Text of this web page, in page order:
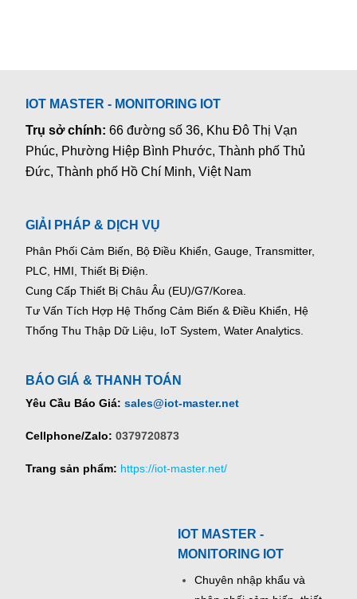
IOT MASTER - MONITORING IOT
Trụ sở chính:66 đường số 36, Khu Đô Thị Vạn
Phúc, Phường Hiệp Bình Phước, Thành phố Thủ
Đức, Thành phố Hồ Chí Minh, Việt Nam
GIẢI PHÁP & DỊCH VỤ
Phân Phối Cảm Biến, Bộ Điều Khiển, Gauge, Transmitter,
PLC, HMI, Thiết Bị Điện.
Cung Cấp Thiết Bị Châu Âu (EU)/G7/Korea.
Tư Vấn Tích Hợp Hệ Thống Cảm Biến & Điều Khiển, Hệ
Thống Thu Thập Dữ Liệu, IoT System, Water Analytics.
BÁO GIÁ & THANH TOÁN
Yêu Cầu Báo Giá: sales@iot-master.net
Cellphone/Zalo: 0379720873
Trang sản phẩm: https://iot-master.net/
IOT MASTER -
MONITORING IOT
Chuyên nhập khẩu và